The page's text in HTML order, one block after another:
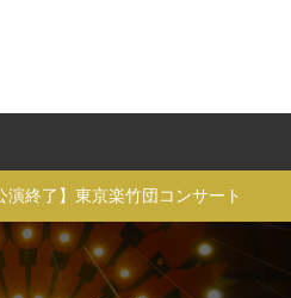
演終了】東京楽竹団コンサート